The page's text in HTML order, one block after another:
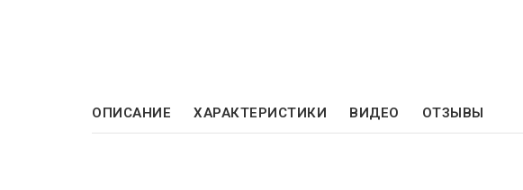
ОПИСАНИЕ ХАРАКТЕРИСТИКИ ВИДЕО ОТЗЫВЫ